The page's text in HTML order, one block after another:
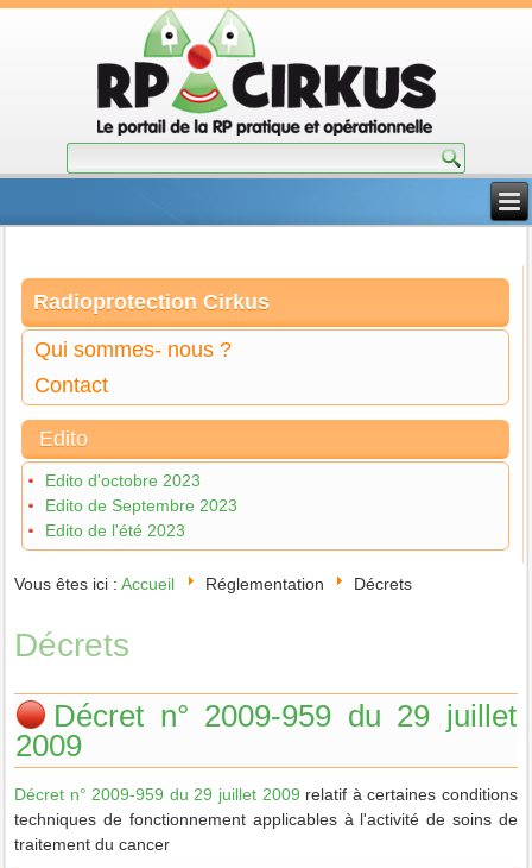
Radioprotection Cirkus
Qui sommes- nous ?
Contact
Edito
Edito d'octobre 2023
Edito de Septembre 2023
Edito de l'été 2023
Vous êtes ici :Accueil Réglementation Décrets
Décrets
Décret n° 2009-959 du 29 juillet
2009
Décret n° 2009-959 du 29 juillet 2009 relatif à certaines conditions
techniques de fonctionnement applicables à l'activité de soins de
traitement du cancer